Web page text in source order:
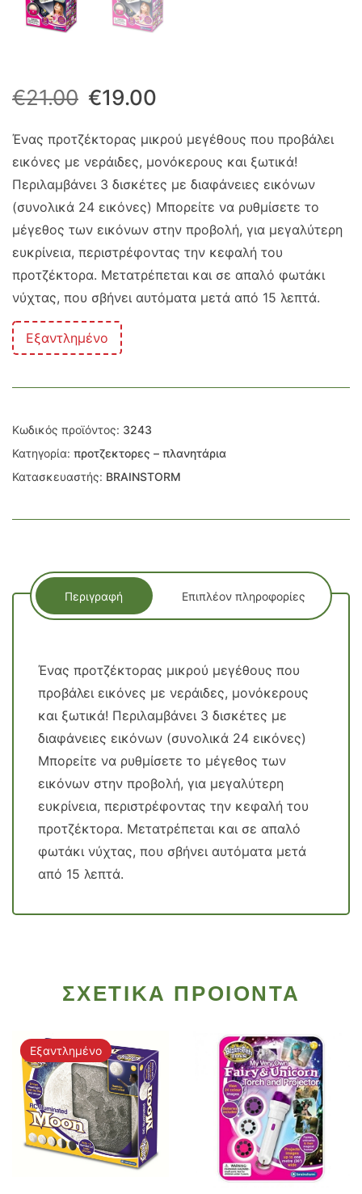
€21.00 Original
price
was:
€21.00.
€19.00
τρέχουσα
τιμή
είναι:
€19.00.
Ένας προτζέκτορας μικρού μεγέθους που προβάλει
εικόνες με νεράιδες, μονόκερους και ξωτικά!
Περιλαμβάνει 3 δισκέτες με διαφάνειες εικόνων
(συνολικά 24 εικόνες) Μπορείτε να ρυθμίσετε το
μέγεθος των εικόνων στην προβολή, για μεγαλύτερη
ευκρίνεια, περιστρέφοντας την κεφαλή του
προτζέκτορα. Μετατρέπεται και σε απαλό φωτάκι
νύχτας, που σβήνει αυτόματα μετά από 15 λεπτά.
Εξαντλημένο
Κωδικός προϊόντος: 3243
Κατηγορία: προτζεκτορες – πλανητάρια
Κατασκευαστής: BRAINSTORM
Περιγραφή Επιπλέον πληροφορίες
Ένας προτζέκτορας μικρού μεγέθους που
προβάλει εικόνες με νεράιδες, μονόκερους
και ξωτικά! Περιλαμβάνει 3 δισκέτες με
διαφάνειες εικόνων (συνολικά 24 εικόνες)
Μπορείτε να ρυθμίσετε το μέγεθος των
εικόνων στην προβολή, για μεγαλύτερη
ευκρίνεια, περιστρέφοντας την κεφαλή του
προτζέκτορα. Μετατρέπεται και σε απαλό
φωτάκι νύχτας, που σβήνει αυτόματα μετά
από 15 λεπτά.
ΣΧΕΤΙΚΑ ΠΡΟΙΟΝΤΑ
Εξαντλημένο